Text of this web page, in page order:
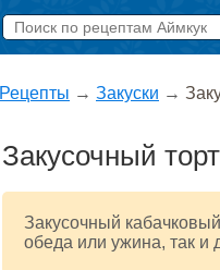
Рецепты → Закуски →
Закусочный
Закусочный
обеда или ужина, так и